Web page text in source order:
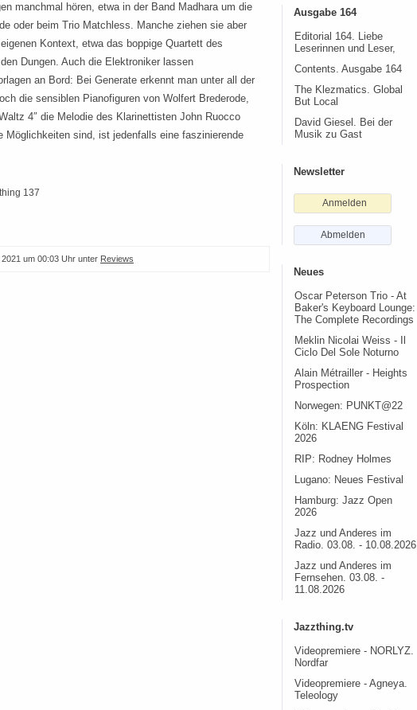
manchmal hören, etwa in der Band Madhara um die
oder beim Trio Matchless. Manche ziehen sie aber
Kontext, etwa das boppige Quartett des
Dungen. Auch die Elektroniker lassen
an Bord: Bei Generate erkennt man unter all der
die sensiblen Pianofiguren von Wolfert Brederode,
4″ die Melodie des Klarinettisten John Ruocco
Möglichkeiten sind, ist jedenfalls eine faszinierende
137
2021 um 00:03 Uhr unter Reviews
Ausgabe 164
Editorial 164. Liebe
Leserinnen und Leser,
Contents. Ausgabe 164
The Klezmatics. Global
But Local
David Giesel. Bei der
Musik zu Gast
Newsletter
Anmelden
Abmelden
Neues
Oscar Peterson Trio - At
Baker's Keyboard Lounge:
The Complete Recordings
Meklin Nicolai Weiss - Il
Ciclo Del Sole Noturno
Alain Métrailler - Heights
Prospection
Norwegen: PUNKT@22
Köln: KLAENG Festival
2026
RIP: Rodney Holmes
Lugano: Neues Festival
Hamburg: Jazz Open
2026
Jazz und Anderes im
Radio. 03.08. - 10.08.2026
Jazz und Anderes im
Fernsehen. 03.08. -
11.08.2026
Jazzthing.tv
Videopremiere - NORLYZ.
Nordfar
Videopremiere - Agneya.
Teleology